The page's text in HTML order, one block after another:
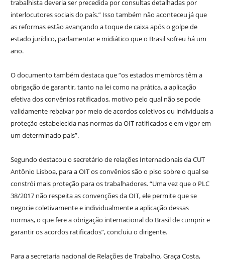
trabalhista deveria ser precedida por consultas detalhadas por
interlocutores sociais do país.” Isso também não aconteceu já que
as reformas estão avançando a toque de caixa após o golpe de
estado jurídico, parlamentar e midiático que o Brasil sofreu há um
ano.
O documento também destaca que “os estados membros têm a
obrigação de garantir, tanto na lei como na prática, a aplicação
efetiva dos convênios ratificados, motivo pelo qual não se pode
validamente rebaixar por meio de acordos coletivos ou individuais a
proteção estabelecida nas normas da OIT ratificados e em vigor em
um determinado país”.
Segundo destacou o secretário de relações Internacionais da CUT
Antônio Lisboa, para a OIT os convênios são o piso sobre o qual se
constrói mais proteção para os trabalhadores. “Uma vez que o PLC
38/2017 não respeita as convenções da OIT, ele permite que se
negocie coletivamente e individualmente a aplicação dessas
normas, o que fere a obrigação internacional do Brasil de cumprir e
garantir os acordos ratificados”, concluiu o dirigente.
Para a secretaria nacional de Relações de Trabalho, Graça Costa,